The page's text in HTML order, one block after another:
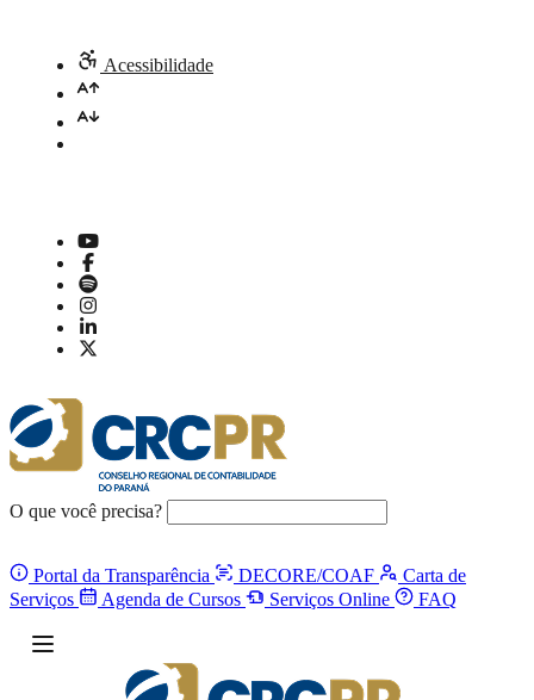
Acessibilidade
O que você precisa?
Portal da Transparência DECORE/COAF
Carta de
Serviços
Agenda de Cursos Serviços Online FAQ